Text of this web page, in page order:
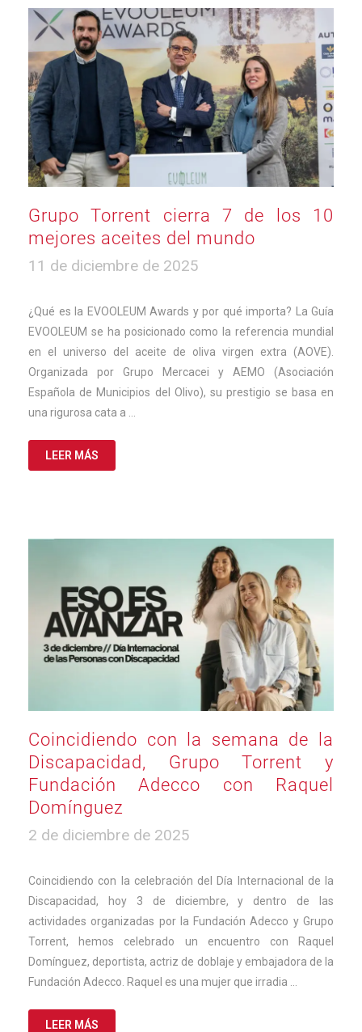
Grupo Torrent cierra 7 de los 10
mejores aceites del mundo
11 de diciembre de 2025
de
¿Qué es la EVOOLEUM Awards y por qué importa? La Guía
EVOOLEUM se ha posicionado como la referencia mundial
en el universo del aceite de oliva virgen extra (AOVE).
Organizada por Grupo Mercacei y AEMO (Asociación
Española de Municipios del Olivo), su prestigio se basa en
una rigurosa cata a …
LEER MÁS
Coincidiendo con la semana de la
Discapacidad, Grupo Torrent y
Fundación Adecco con Raquel
Domínguez
2 de diciembre de 2025
de
2025
Coincidiendo con la celebración del Día Internacional de la
Discapacidad, hoy 3 de diciembre, y dentro de las
actividades organizadas por la Fundación Adecco y Grupo
Torrent, hemos celebrado un encuentro con Raquel
Domínguez, deportista, actriz de doblaje y embajadora de la
Fundación Adecco. Raquel es una mujer que irradia …
LEER MÁS